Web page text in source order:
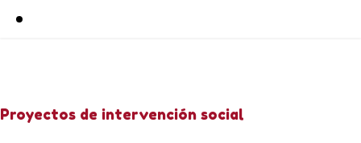
Proyectos de intervención social